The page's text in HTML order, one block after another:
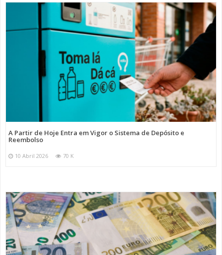
A Partir de Hoje Entra em Vigor o Sistema de Depósito e
Reembolso
10 Abril 2026 70 K